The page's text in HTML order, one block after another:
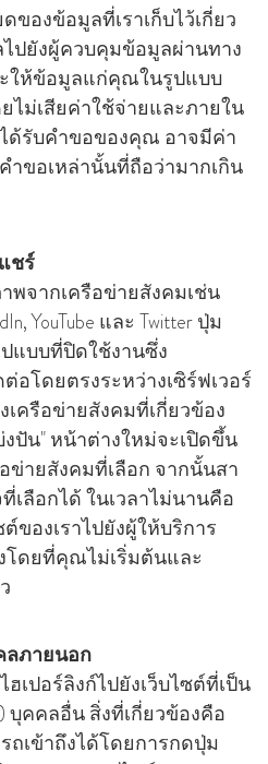
องข้อมูลที่เราเก็บไว้เกี่ยว
ปยังผู้ควบคุมข้อมูลผ่านทาง
จะให้ข้อมูลแก่คุณในรูปแบบ
ไม่เสียค่าใช้จ่ายและภายใน
ด้รับคําขอของคุณ อาจมีค่า
าขอเหล่านั้นที่ถือว่ามากเกิน
ชร์
พจากเครือข่ายสังคมเช่น
YouTube และ Twitter ปุ่ม
แบบที่ปิดใช้งานซึ่ง
โดยตรงระหว่างเซิร์ฟเวอร์
เครือข่ายสังคมที่เกี่ยวข้อง
ปัน" หน้าต่างใหม่จะเปิดขึ้น
ข่ายสังคมที่เลือก จากนั้นสา
ลือกได้ ในเวลาไม่นานคือ
ของเราไปยังผู้ให้บริการ
โดยที่คุณไม่เริ่มต้นและ
ลภายนอก
ฮเปอร์ลิงก์ไปยังเว็บไซต์ที่เป็น
บุคคลอื่น สิ่งที่เกี่ยวข้องคือ
ถเข้าถึงได้โดยการกดปุ่ม